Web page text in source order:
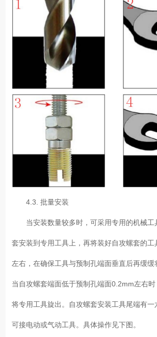
4.3. 批量安装
当安装数量较多时，可采用专用的机械工
套安装到专用工具上，再将装好自攻螺套的工
左右，在确保工具与预制孔端面垂直后再缓缓
当自攻螺套端面低于预制孔端面0.2mm左右
将专用工具旋出。自攻螺套安装工具尾端有
可接电动或气动工具。具体操作见下图。